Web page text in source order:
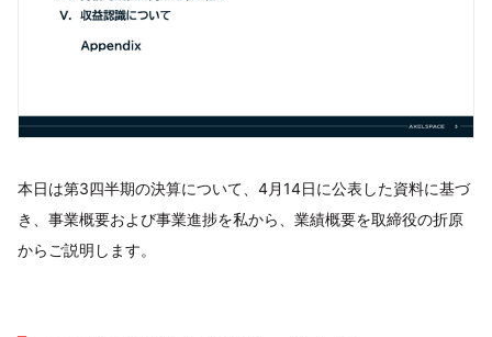
本日は第3四半期の決算について、4月14日に公表した資料に基づ
き、事業概要および事業進捗を私から、業績概要を取締役の折原
からご説明します。